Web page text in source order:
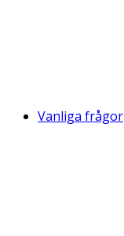
Vanliga frågor